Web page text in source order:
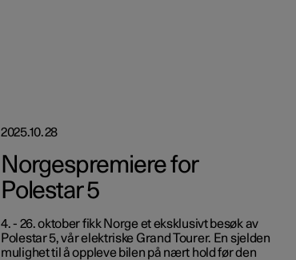
2025.10.28
Norgespremiere for
Polestar 5
4. - 26. oktober fikk Norge et eksklusivt besøk av
Polestar 5, vår elektriske Grand Tourer. En sjelden
mulighet til å oppleve bilen på nært hold før den